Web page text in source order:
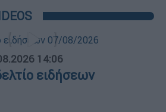
14:06
ειδήσεων